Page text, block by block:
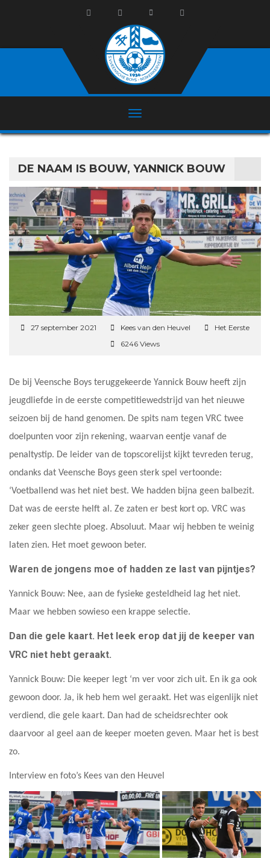
DE NAAM IS BOUW, YANNICK BOUW
27 september 2021 Kees van den Heuvel
Het Eerste
6246 Views
De bij Veensche Boys teruggekeerde Yannick Bouw heeft zijn
jeugdliefde in de eerste competitiewedstrijd van het nieuwe
seizoen bij de hand genomen. De spits nam tegen VRC twee
doelpunten voor zijn rekening, waarvan eentje vanaf de
penaltystip. De leider van de topscorelijst kijkt tevreden terug,
ondanks dat Veensche Boys geen sterk spel vertoonde:
‘Voetballend was het niet best. We hadden bijna geen balbezit.
Dat was de eerste helft al. Ze zaten er best kort op. VRC was
zeker geen slechte ploeg. Absoluut. Maar wij hebben te weinig
laten zien. Het moet gewoon beter.
Waren de jongens moe of hadden ze last van pijntjes?
Yannick Bouw: Nee, aan de fysieke gesteldheid lag het niet.
Maar we hebben sowieso een krappe selectie.
Dan die gele kaart. Het leek erop dat jij de keeper van
VRC niet hebt geraakt.
Yannick Bouw: Die keeper legt ‘m ver voor zich uit. En ik ga ook
gewoon door. Ja, ik heb hem wel geraakt. Het was eigenlijk niet
verdiend, die gele kaart. Dan had de scheidsrechter ook
daarvoor al geel aan de keeper moeten geven. Maar het is best
zo.
Interview en foto’s Kees van den Heuvel